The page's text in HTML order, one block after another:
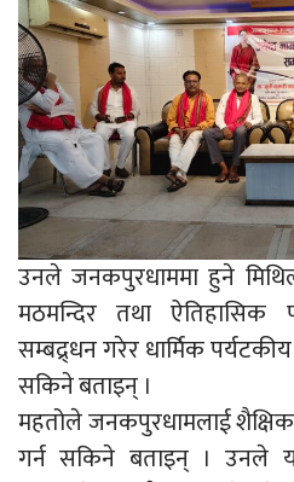
उनले जनकपुरधाममा हुने
मठमन्दिर तथा
सम्बद्र्धन गरेर धार्मिक
सकिने बताइन् ।
महतोले जनकपुरधामलाई
गर्न सकिने बताइन् । उनले